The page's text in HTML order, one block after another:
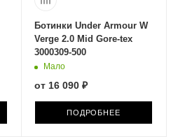
Ботинки Under Armour W
Verge 2.0 Mid Gore-tex
3000309-500
Мало
от 16 090 ₽
ПОДРОБНЕЕ